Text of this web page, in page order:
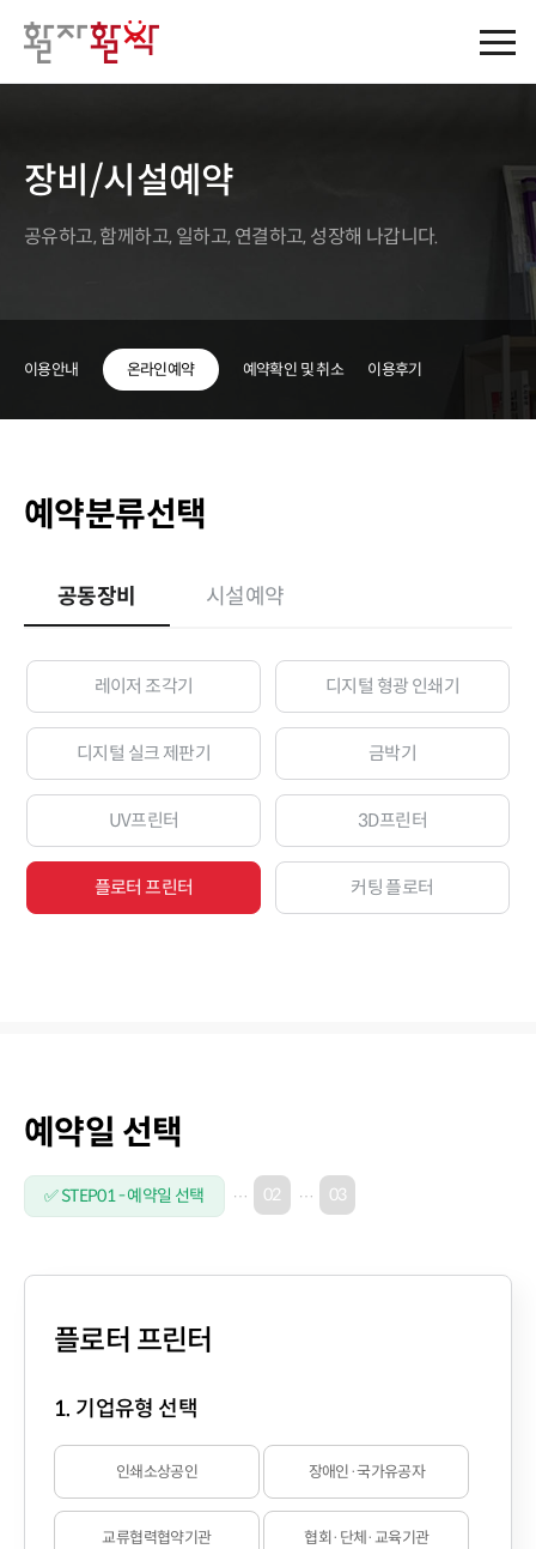
장비/시설예약
공유하고, 함께하고, 일하고, 연결하고, 성장해 나갑니다.
이용안내 온라인예약 예약확인 및 취소 이용후기
예약분류선택
공동장비
레이저 조각기 디지털 형광 인쇄기
디지털 실크 제판기 금박기
UV프린터 3D프린터
플로터 프린터 커팅 플로터
시설예약
예약일 선택
✅ STEP01 - 예약일 선택 02 03
플로터 프린터
1. 기업유형 선택
인쇄소상공인 장애인·국가유공자
교류협력협약기관 협회·단체·교육기관